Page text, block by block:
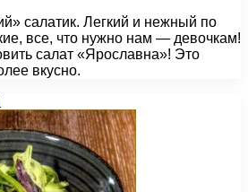
салатик. Легкий и нежный по
все, что нужно нам — девочкам!
салат «Ярославна»! Это
вкусно.